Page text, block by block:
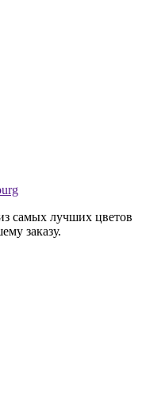
самых лучших цветов
заказу.